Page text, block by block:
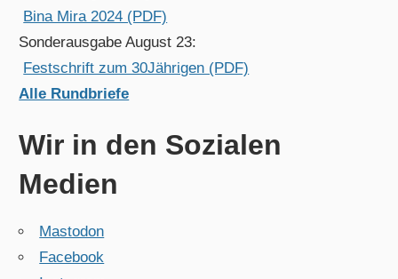
Bina Mira 2024 (PDF)
Sonderausgabe August 23:
Festschrift zum 30Jährigen (PDF)
Alle Rundbriefe
Wir in den Sozialen
Medien
Mastodon
Facebook